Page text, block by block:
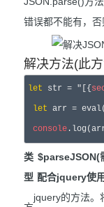
错误都不能有，否
解决方法(此
let str = "[{
let arr =
console
类
型
$parseJSON(
配合jquery使
jquery的方法。